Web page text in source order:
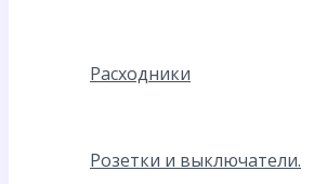
Расходники
Розетки и выключатели.